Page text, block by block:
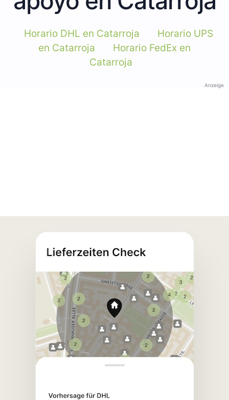
Horario DHL en Catarroja
Horario UPS
en Catarroja
Horario FedEx en
Catarroja
Anzeige